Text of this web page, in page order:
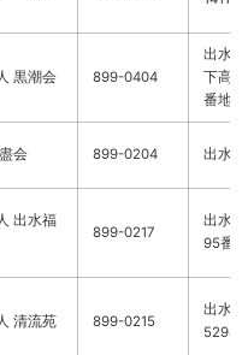
黒潮会 899-0404
出水
下高
番地1
会 899-0204 出水
出水福
899-0217
出水
95番地
清流苑 899-0215
出水
5294-